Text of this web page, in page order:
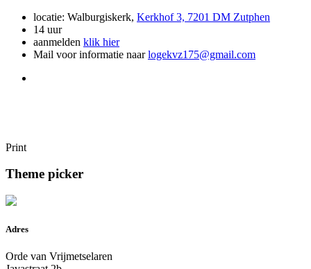
locatie: Walburgiskerk, Kerkhof 3, 7201 DM Zutphen
14 uur
aanmelden klik hier
Mail voor informatie naarlogekvz175@gmail.com
Print
Theme picker
Adres
Orde van Vrijmetselaren